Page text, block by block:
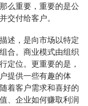
么重要，重要的是公
交付给客户。
述，是向市场以特定
合。商业模式由组织
定位。更重要的是，
提供一些有趣的体
着客户需求和喜好的
、企业如何赚取利润